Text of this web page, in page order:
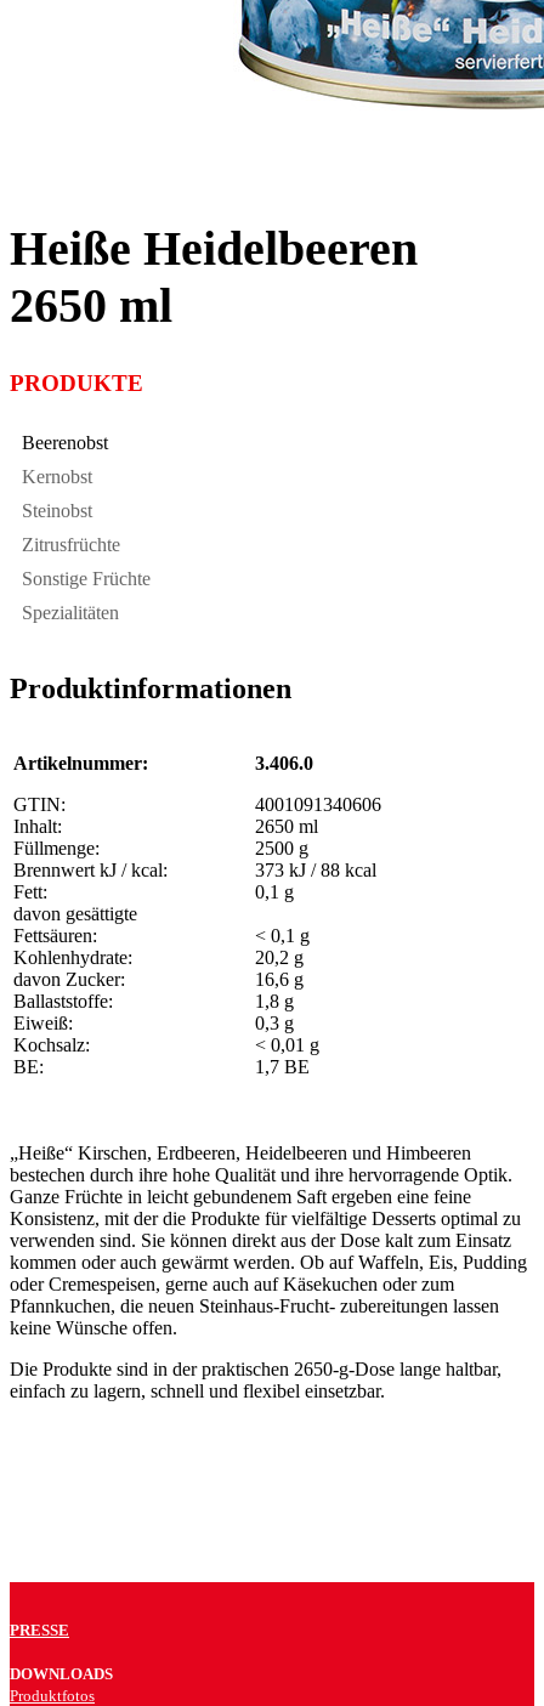
Heiße Heidelbeeren
2650 ml
PRODUKTE
Beerenobst
Kernobst
Steinobst
Zitrusfrüchte
Sonstige Früchte
Spezialitäten
Produktinformationen
Artikelnummer:
GTIN:
Inhalt:
Füllmenge:
Brennwert kJ / kcal:
Fett:
davon gesättigte
Fettsäuren:
Kohlenhydrate:
davon Zucker:
Ballaststoffe:
Eiweiß:
Kochsalz:
BE:
3.406.0
4001091340606
2650 ml
2500 g
373 kJ / 88 kcal
0,1 g
< 0,1 g
20,2 g
16,6 g
1,8 g
0,3 g
< 0,01 g
1,7 BE
„Heiße“ Kirschen, Erdbeeren, Heidelbeeren und Himbeeren
bestechen durch ihre hohe Qualität und ihre hervorragende Optik.
Ganze Früchte in leicht gebundenem Saft ergeben eine feine
Konsistenz, mit der die Produkte für vielfältige Desserts optimal zu
verwenden sind. Sie können direkt aus der Dose kalt zum Einsatz
kommen oder auch gewärmt werden. Ob auf Waffeln, Eis, Pudding
oder Cremespeisen, gerne auch auf Käsekuchen oder zum
Pfannkuchen, die neuen Steinhaus-Frucht- zubereitungen lassen
keine Wünsche offen.
Die Produkte sind in der praktischen 2650-g-Dose lange haltbar,
einfach zu lagern, schnell und flexibel einsetzbar.
PRESSE
DOWNLOADS
Produktfotos